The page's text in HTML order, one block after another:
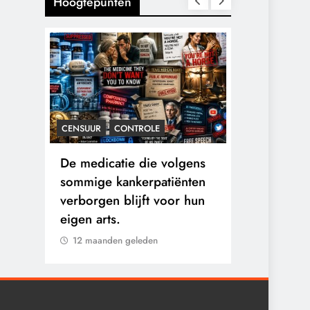
CENSUUR CONTROLE
De medicatie die volgens
sommige kankerpatiënten
verborgen blijft voor hun
eigen arts.
12 maanden geleden